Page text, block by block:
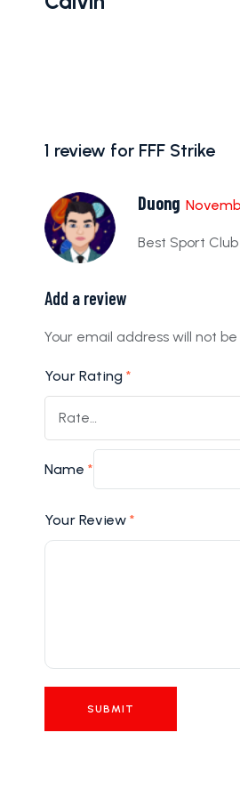
1 review for FFF Strike
Duong
Best Sport
Add a review
Your email address will not be
Your Rating*
Your Review*
Name *